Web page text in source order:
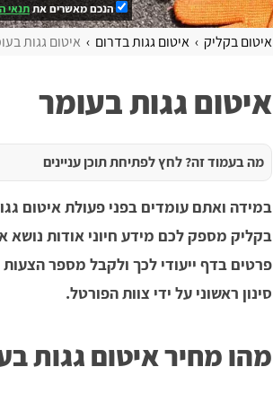
הנכם מאשרים אתתנאי
איטום בקליק איטום גגות בדרום איטום גגות
איטום גגות בעומר
מה בעמוד זה? לחץ לפתיחת תוכן עניינים
במידה ואתם עומדים בפני פעולת איטום
בקליק מספק לכם מידע חיוני אודות
פרטים בדף ייעודי לכך ולקבל מספר
סינון ראשוני על ידי צוות הפורטל.
מהו מחיר איטום גגות